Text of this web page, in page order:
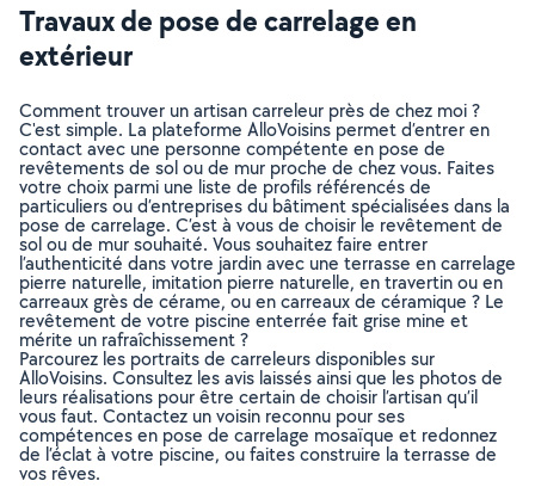
Travaux de pose de carrelage en
extérieur
Comment trouver un artisan carreleur près de chez moi ?
C'est simple. La plateforme AlloVoisins permet d’entrer en
contact avec une personne compétente en pose de
revêtements de sol ou de mur proche de chez vous. Faites
votre choix parmi une liste de profils référencés de
particuliers ou d’entreprises du bâtiment spécialisées dans la
pose de carrelage. C’est à vous de choisir le revêtement de
sol ou de mur souhaité. Vous souhaitez faire entrer
l’authenticité dans votre jardin avec une terrasse en carrelage
pierre naturelle, imitation pierre naturelle, en travertin ou en
carreaux grès de cérame, ou en carreaux de céramique ? Le
revêtement de votre piscine enterrée fait grise mine et
mérite un rafraîchissement ?
Parcourez les portraits de carreleurs disponibles sur
AlloVoisins. Consultez les avis laissés ainsi que les photos de
leurs réalisations pour être certain de choisir l’artisan qu’il
vous faut. Contactez un voisin reconnu pour ses
compétences en pose de carrelage mosaïque et redonnez
de l’éclat à votre piscine, ou faites construire la terrasse de
vos rêves.